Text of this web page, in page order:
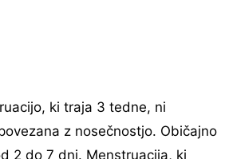
ki traja 3 tedne, ni
z nosečnostjo. Običajno
2 do 7 dni. Menstruacija, ki